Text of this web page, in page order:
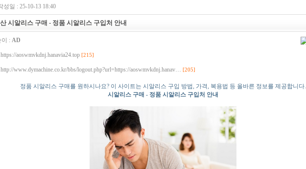
성일 : 25-10-13 18:40
시알리스 구매 - 정품 시알리스 구입처 안내
이 : AD
https://aoswmvkdnj.hanavia24.top [215]
http://www.dymachine.co.kr/bbs/logout.php?url=https://aoswmvkdnj.hanav… [205]
정품 시알리스 구매를 원하시나요? 이 사이트는 시알리스 구입 방법, 가격, 복용법 등 올바른 정보를 제공합니다.
시알리스 구매 - 정품 시알리스 구입처 안내